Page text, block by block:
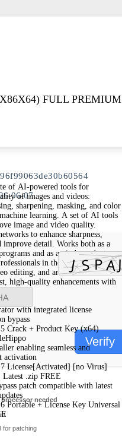
FULL PREMIUM
06-07
Verify
needed
for patching
of AI-powered tools for
of images and videos:
sharpening, masking, and color
learning. A set of AI tools
image and video quality.
to enhance sharpness,
improve detail. Works both as a
and as an independent
in the fields of
editing, and archival work.
high-quality enhancements with
with integrated license
bypass
Crack + Product Key (x64)
enabling seamless and
activation
License[Activated] [no Virus]
Latest .zip FREE
patch compatible with latest
Portable + License Key Universal